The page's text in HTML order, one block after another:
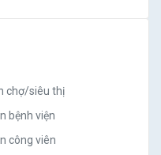
chợ/siêu thị
bệnh viện
công viên